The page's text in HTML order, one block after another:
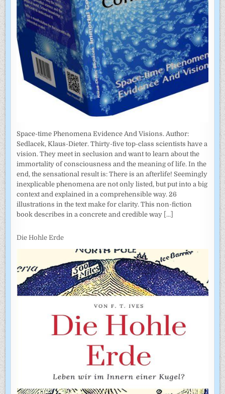
Space-time Phenomena Evidence And Visions. Author:
Sedlacek, Klaus-Dieter. Thirty-five top-class scientists have a
vision. They meet in seclusion and want to learn about the
immortality of consciousness and the meaning of life. In the
end, the sensational result is: There is an afterlife! Seemingly
inexplicable phenomena are not only listed, but put into a big
context and explained in a comprehensible way. 26
illustrations in the text make for clarity. This non-fiction
book describes in a concrete and credible way [...]
Die Hohle Erde